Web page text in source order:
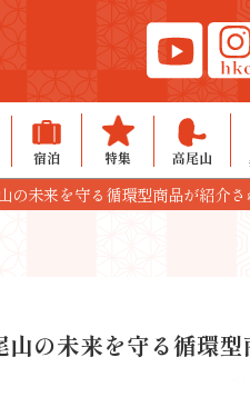
宿泊 特集 高尾山
未来を守る循環型商品が紹介さ
の未来を守る循環型